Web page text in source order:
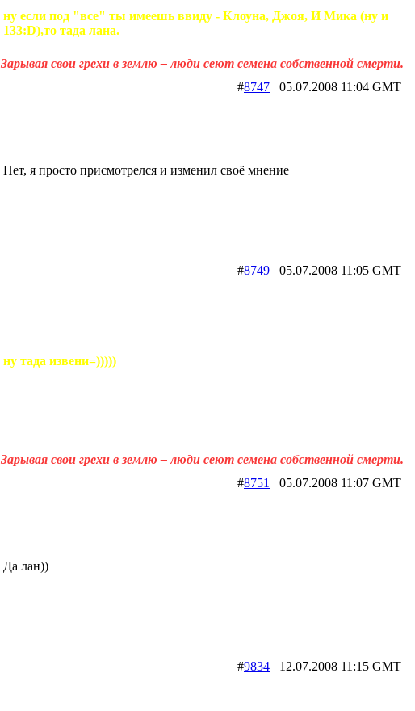
ну если под "все" ты имеешь ввиду - Клоуна, Джоя, И Мика (ну и
133:D),то тада лана.
Зарывая свои грехи в землю – люди сеют семена собственной смерти.
#8747 05.07.2008 11:04 GMT
Нет, я просто присмотрелся и изменил своё мнение
#8749 05.07.2008 11:05 GMT
ну тада извени=)))))
Зарывая свои грехи в землю – люди сеют семена собственной смерти.
#8751 05.07.2008 11:07 GMT
Да лан))
#9834 12.07.2008 11:15 GMT